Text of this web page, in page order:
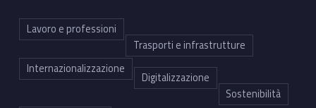
Lavoro e professioni
Trasporti e infrastrutture
Internazionalizzazione
Digitalizzazione
Sostenibilità